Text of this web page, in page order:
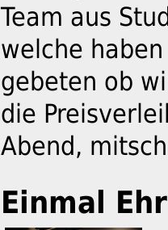
Team aus
welche
gebeten ob
die
Abend,
Einmal